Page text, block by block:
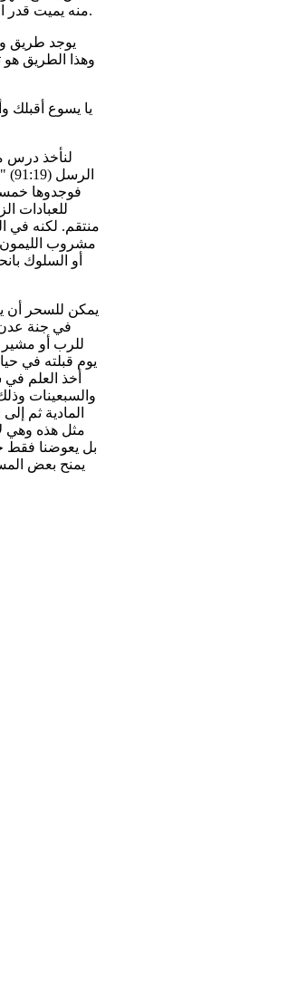
منه يميت قدر الكمية الكبيرة في يد القاتل ولا يوجد ما يسمى "تحضير الأرواح الترفيهي" أو سماع صوت الأموات.
يوجد طريق
وهذا الطريق
لنأخذ درس
فوجدوها
للعبادات
منتقم. لكنه في
مشروب الليمون
أو السلوك
يمكن للسحر أن
في جنة عدن.
للرب أو
والسبعينات
المادية ثم
مثل هذه وهي
بل يعوضنا فقط
يمنح بعض